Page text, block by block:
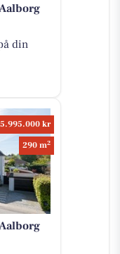
din
kr
290 m2